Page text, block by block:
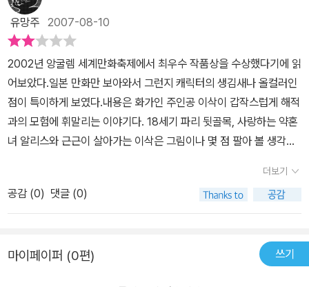
금을 남기고 그 사람을 따라가게 된다.하지만, 이삭이 탄 배는 해적선
이었다.해적선에서 생활하면서 뱃사람들의 일상을 그림으로 그리던
이삭은 지금까지 격어보지 못하던 많은 경험과 모험을 하게된다.하지
만, 모험과 폭풍, 보물, 죽음등 많은 어려움을 겪으면서 이삭은 조금씩
지쳐간다.그 때 마다 약혼녀 알리스를 떠올린다.이삭을 기다리던 알
리스는 우연히 알게된 필립으로 부터 구애도 받게된다.자신을 해적
선으로 데리고 왔던 앙리가 죽으면서 1권이 끝이 났다.다음 2권이 궁
금해 진다.오랫만에 접하게 된 그림소설이 참 인상깊다. 모험심에 관
심이 있거나 특별한 책을 접하고 싶은 분이라면 이 책도 한 번쯤 읽어
보면 좋을 것 같다.
유망주 2007-08-10
2002년 앙굴렘 세계만화축제에서 최우수 작품상을 수상했다기에 읽
어보았다.일본 만화만 보아와서 그런지 캐릭터의 생김새나 올컬러인
점이 특이하게 보였다.내용은 화가인 주인공 이삭이 갑작스럽게 해적
과의 모험에 휘말리는 이야기다. 18세기 파리 뒷골목, 사랑하는 약혼
녀 알리스와 근근이 살아가는 이삭은 그림이나 몇 점 팔아 볼 생각으
험하겠다는 해적 선장 장 맹바스의 항해에 동행하게 된다. 약혼녀를
두고 다른 여자와 사랑을 나눈다든지 선상 반란으로 대규모 살인사건
이 난다든지 주를 이루는 내용은 성인물 이었다.판형이 커서 그림이
느낌도 있었다.해적이라는 소재와 프랑스에서 만들어진 만화라 신선
더보기
공감 (0) 댓글 (0)
마이페이퍼 (0편) 쓰기